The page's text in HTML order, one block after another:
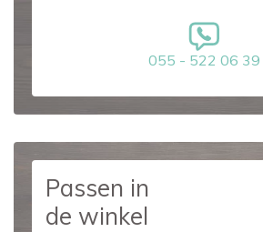
055 - 522 06 39
Passen in
de winkel